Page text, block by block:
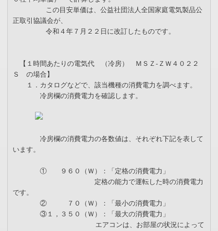
この目安単価は、公益社団法人全国家庭電気製品公
正取引協議会が、
令和４年７月２２日に改訂したものです。
【１時間あたりの電気代 （冷房） ＭＳＺ-ＺＷ４０２２
Ｓ の場合】
１．カタログなどで、該当機種の消費電力を調べます。
冷房欄の消費電力を確認します。
冷房欄の消費電力の各数値は、それぞれ下記を表して
います。
① ９６０（Ｗ）：「定格の消費電力」
定格の能力で運転した時の消費電力
です。
② ７０（Ｗ）：「最小の消費電力」
③１，３５０（Ｗ）：「最大の消費電力」
エアコンは、お部屋の状況によって